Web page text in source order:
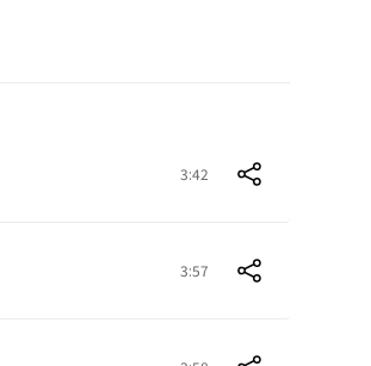
3:42
3:57